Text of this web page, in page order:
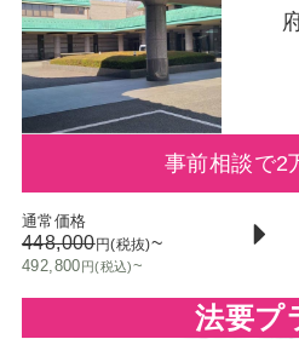
事前相談で2
通常価格
448,000円(税抜)~
492,800円(税込)~
法要プ